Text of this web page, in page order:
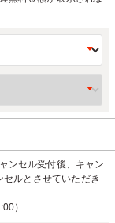
ンセル受付後、キャン
ルとさせていただき
）